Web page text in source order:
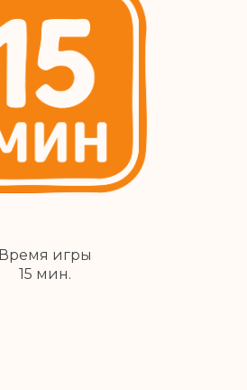
Время игры
15 мин.